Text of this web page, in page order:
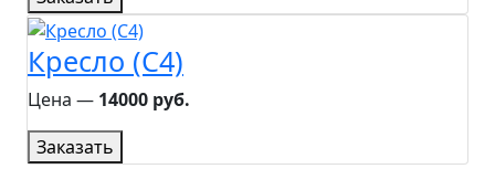
Кресло (C4)
Цена ― 14000 руб.
Заказать